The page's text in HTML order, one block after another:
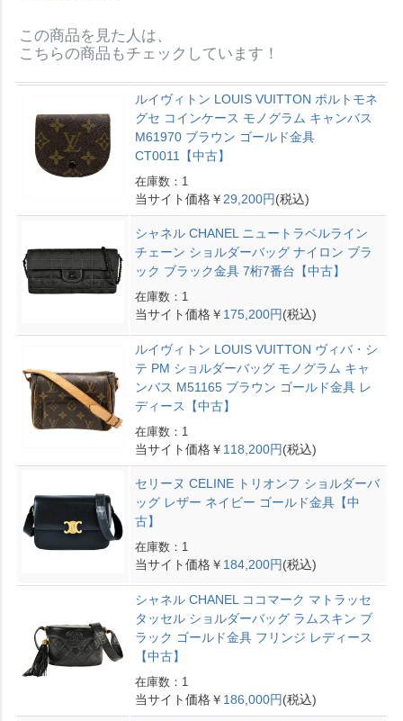
この商品を見た人は、
こちらの商品もチェックしています！
ルイヴィトン LOUIS VUITTON ポルトモネ
グセ コインケース モノグラム キャンバス
M61970 ブラウン ゴールド金具
CT0011【中古】
在庫数：1
当サイト価格￥ 29,200円(税込)
シャネル CHANEL ニュートラベルライン
チェーン ショルダーバッグ ナイロン ブラ
ック ブラック金具 7桁7番台【中古】
在庫数：1
当サイト価格￥ 175,200円(税込)
ルイヴィトン LOUIS VUITTON ヴィバ・シ
テ PM ショルダーバッグ モノグラム キャ
ンバス M51165 ブラウン ゴールド金具 レ
ディース【中古】
在庫数：1
当サイト価格￥ 118,200円(税込)
セリーヌ CELINE トリオンフ ショルダーバ
ッグ レザー ネイビー ゴールド金具【中
古】
在庫数：1
当サイト価格￥ 184,200円(税込)
シャネル CHANEL ココマーク マトラッセ
タッセル ショルダーバッグ ラムスキン ブ
ラック ゴールド金具 フリンジ レディース
【中古】
在庫数：1
当サイト価格￥ 186,000円(税込)